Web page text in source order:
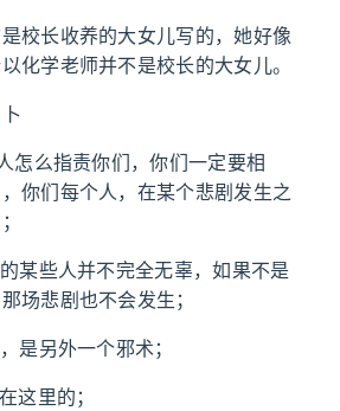
校长收养的大女儿写的，她好像
化学老师并不是校长的大女儿。
怎么指责你们，你们一定要相
你们每个人，在某个悲剧发生之
某些人并不完全无辜，如果不是
场悲剧也不会发生；
是另外一个邪术；
这里的；